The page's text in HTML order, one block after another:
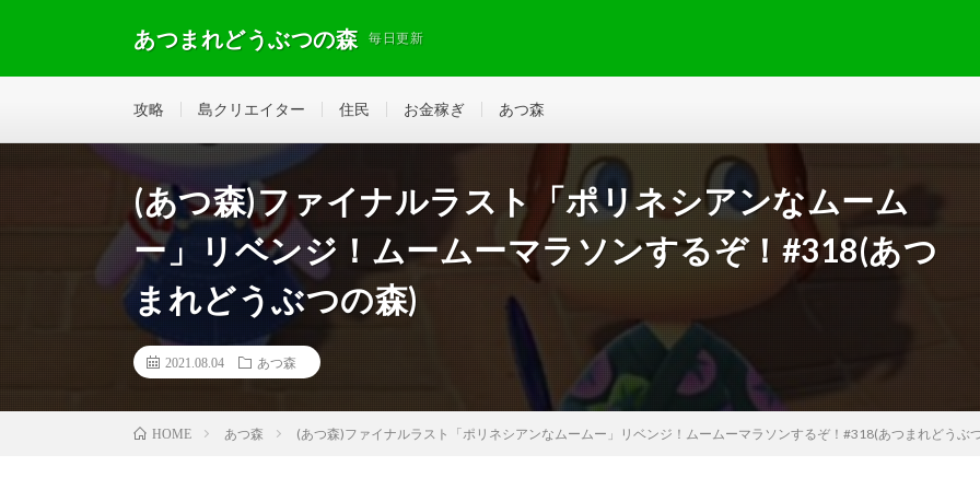
あつまれどうぶつの森 毎日更新
攻略 島クリエイター 住民 お金稼ぎ あつ森
(あつ森)ファイナルラスト「ポリネシアンなムーム
ー」リベンジ！ムームーマラソンするぞ！#318(あつ
まれどうぶつの森)
2021.08.04 あつ森
HOME あつ森 (あつ森)ファイナルラスト「ポリネシアンなムームー」リベンジ！ムームーマラソンするぞ！#318(あつまれどうぶ